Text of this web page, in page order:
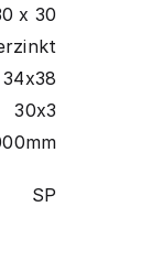
x 30
34x38
30x3
SP